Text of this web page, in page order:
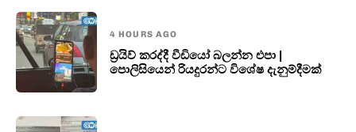
4 HOURS AGO
ඩ්‍රයිව් කරද්දී වීඩියෝ බලන්න එපා |
පොලිසියෙන් රියදුරන්ට විශේෂ දැනුම්දීමක්